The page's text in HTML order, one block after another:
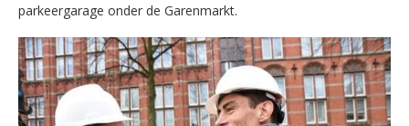
parkeergarage onder de Garenmarkt.